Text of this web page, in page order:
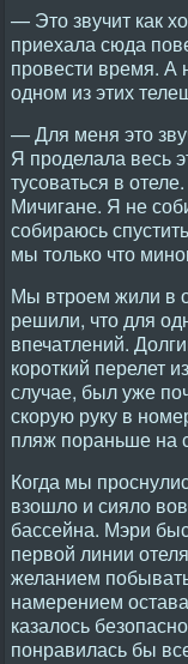
— Это звучит как
приехала сюда
провести время. А
одном из этих
— Для меня это
Я проделала весь
тусоваться в
Мичигане. Я не
собираюсь
мы только что
Мы втроем жили в
решили, что для
впечатлений.
короткий перелет
случае, был уже
скорую руку в
пляж пораньше на
Когда мы
взошло и сияло
бассейна. Мэри
первой линии
желанием
намерением
казалось
понравилась бы